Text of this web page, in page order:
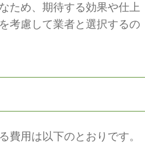
ため、期待する効果や仕上
考慮して業者と選択するの
費用は以下のとおりです。